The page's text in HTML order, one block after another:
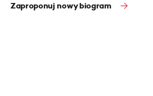
Zaproponuj nowy biogram